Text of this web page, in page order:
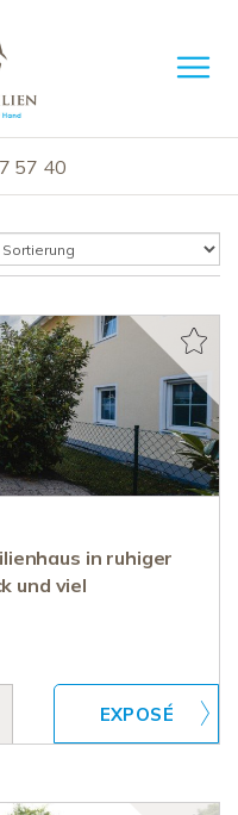
57 40
in ruhiger
und viel